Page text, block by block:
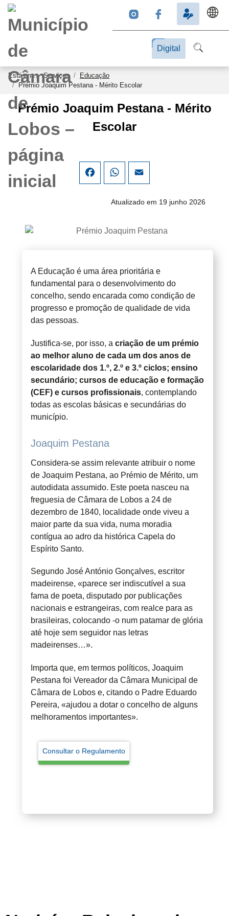
Digital
Está em...Serviços
Educação
Prémio Joaquim Pestana - Mérito Escolar
FacebookWhatsApp
Prémio Joaquim Pestana - Mérito
Escolar
Atualizado em 19 junho 2026
A Educação é uma área prioritária e
fundamental para o desenvolvimento do
concelho, sendo encarada como condição de
progresso e promoção de qualidade de vida
das pessoas.
Justifica-se, por isso, a criação de um prémio
ao melhor aluno de cada um dos anos de
escolaridade dos 1.º, 2.º e 3.º ciclos; ensino
secundário; cursos de educação e formação
(CEF) e cursos profissionais, contemplando
todas as escolas básicas e secundárias do
município.
Joaquim Pestana
Considera-se assim relevante atribuir o nome
de Joaquim Pestana, ao Prémio de Mérito, um
autodidata assumido. Este poeta nasceu na
freguesia de Câmara de Lobos a 24 de
dezembro de 1840, localidade onde viveu a
maior parte da sua vida, numa moradia
contígua ao adro da histórica Capela do
Espírito Santo.
Segundo José António Gonçalves, escritor
madeirense, «parece ser indiscutível a sua
fama de poeta, disputado por publicações
nacionais e estrangeiras, com realce para as
brasileiras, colocando -o num patamar de glória
até hoje sem seguidor nas letras
madeirenses…».
Importa que, em termos políticos, Joaquim
Pestana foi Vereador da Câmara Municipal de
Câmara de Lobos e, citando o Padre Eduardo
Pereira, «ajudou a dotar o concelho de alguns
melhoramentos importantes».
Consultar o Regulamento